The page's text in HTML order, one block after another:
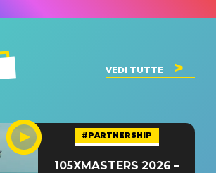
VEDI TUTTE
#PARTNERSHIP
105XMASTERS 2026 –